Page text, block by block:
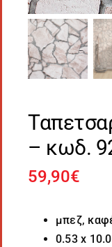
– κωδ.
59,90€
μπεζ,
0.53 x